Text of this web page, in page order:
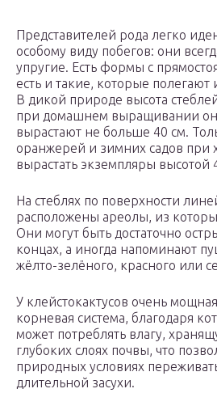
Представителей рода легко
особому виду побегов: они
упругие. Есть формы с
есть и такие, которые полегают
В дикой природе высота
при домашнем выращивании
вырастают не больше 40 см.
оранжерей и зимних садов при
вырастать экземпляры высотой
На стеблях по поверхности
расположены ареолы, из
Они могут быть достаточно
концах, а иногда напоминают
жёлто-зелёного, красного или
У клейстокактусов очень
корневая система, благодаря
может потреблять влагу,
глубоких слоях почвы, что
природных условиях
длительной засухи.